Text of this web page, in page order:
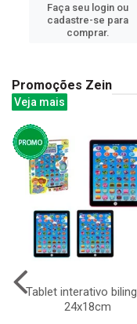
Faça seu login ou
cadastre-se para
comprar.
Promoções Zein
Veja mais
Tablet interativo
24x18cm